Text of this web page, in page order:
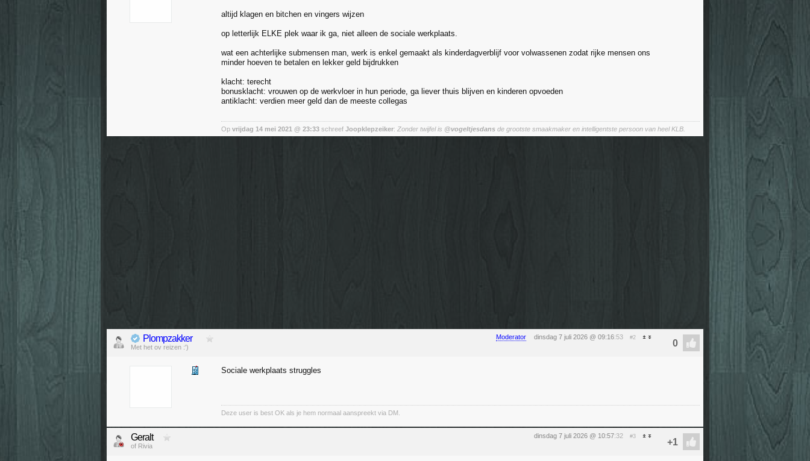
altijd klagen en bitchen en vingers wijzen
op letterlijk ELKE plek waar ik ga, niet alleen de sociale werkplaats.
wat een achterlijke submensen man, werk is enkel gemaakt als kinderdagverblijf voor volwassenen zodat rijke mensen ons
minder hoeven te betalen en lekker geld bijdrukken
klacht: terecht
bonusklacht: vrouwen op de werkvloer in hun periode, ga liever thuis blijven en kinderen opvoeden
antiklacht: verdien meer geld dan de meeste collegas
Op vrijdag 14 mei 2021 @ 23:33 schreef Joopklepzeiker: Zonder twijfel is @vogeltjesdans de grootste smaakmaker en intelligentste persoon van heel KLB.
Moderator dinsdag 7 juli 2026 @ 09:16:53 #2
Plompzakker
Met het ov reizen :')
Sociale werkplaats struggles
Deze user is best OK als je hem normaal aanspreekt via DM.
dinsdag 7 juli 2026 @ 10:57:32 #3
Geralt
of Rivia